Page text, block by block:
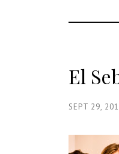
El
SEPT 29,